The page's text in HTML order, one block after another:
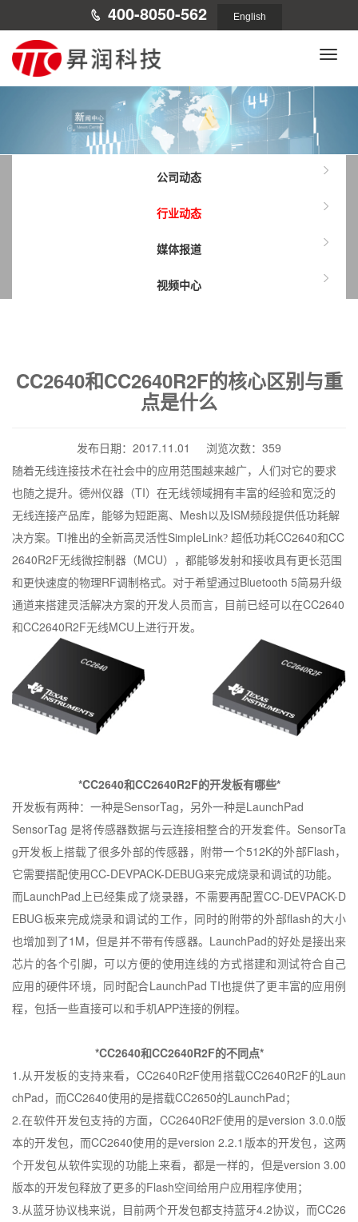
400-8050-562 English
Toggle
公司动态
行业动态
媒体报道
视频中心
CC2640和CC2640R2F的核心区别与重
点是什么
发布日期：2017.11.01 浏览次数：359
随着无线连接技术在社会中的应用范围越来越广，人们对它的要求
也随之提升。德州仪器（TI）在无线领域拥有丰富的经验和宽泛的
无线连接产品库，能够为短距离、 Mesh以及ISM频段提供低功耗解
决方案。 TI推出的全新高灵活性SimpleLink? 超低功耗CC2640和CC
2640R2F无线微控制器（MCU），都能够发射和接收具有更长范围
和更快速度的物理RF调制格式。对于希望通过Bluetooth 5简易升级
通道来搭建灵活解决方案的开发人员而言，目前已经可以在CC2640
和CC2640R2F无线MCU 上进行开发。
*CC2640和CC2640R2F的开发板有哪些*
开发板有两种：一种是SensorTag，另外一种是LaunchPad
SensorTag是将传感器数据与云连接相整合的开发套件。SensorTa
g开发板上搭载了很多外部的传感器，附带一个512K的外部Flash，
它需要搭配使用CC-DEVPACK-DEBUG来完成烧录和调试的功能。
而LaunchPad 上已经集成了烧录器，不需要再配置CC-DEVPACK-D
EBUG板来完成烧录和调试的工作，同时的附带的外部flash的大小
也增加到了1M，但是并不带有传感器。 LaunchPad的好处是接出来
芯片的各个引脚，可以方便的使用连线的方式搭建和测试符合自己
应用的硬件环境，同时配合LaunchPad TI也提供了更丰富的应用例
程，包括一些直接可以和手机APP连接的例程。
*CC2640和CC2640R2F的不同点*
1.从开发板的支持来看， CC2640R2F使用搭载CC2640R2F的Laun
chPad，而CC2640使用的是搭载CC2650的LaunchPad；
2.在软件开发包支持的方面， CC2640R2F使用的是version 3.0.0版
本的开发包，而CC2640使用的是version 2.2.1 版本的开发包，这两
个开发包从软件实现的功能上来看，都是一样的，但是version 3.00
版本的开发包释放了更多的Flash空间给用户应用程序使用；
3.从蓝牙协议栈来说，目前两个开发包都支持蓝牙4.2协议，而CC26